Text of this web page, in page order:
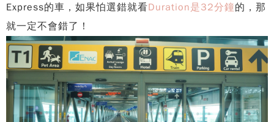
Express的車，如果怕選錯就看Duration是32分鐘的，那
就一定不會錯了！